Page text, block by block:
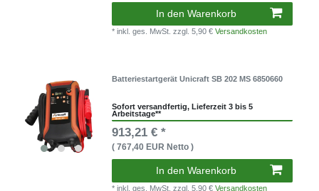
In den Warenkorb
* inkl. ges. MwSt.zzgl. 5,90 €Versandkosten
Batteriestartgerät Unicraft SB 202 MS 6850660
Sofort versandfertig, Lieferzeit 3 bis 5
Arbeitstage**
913,21 € *
( 767,40 EUR Netto )
In den Warenkorb
* inkl. ges. MwSt.zzgl. 5,90 €Versandkosten